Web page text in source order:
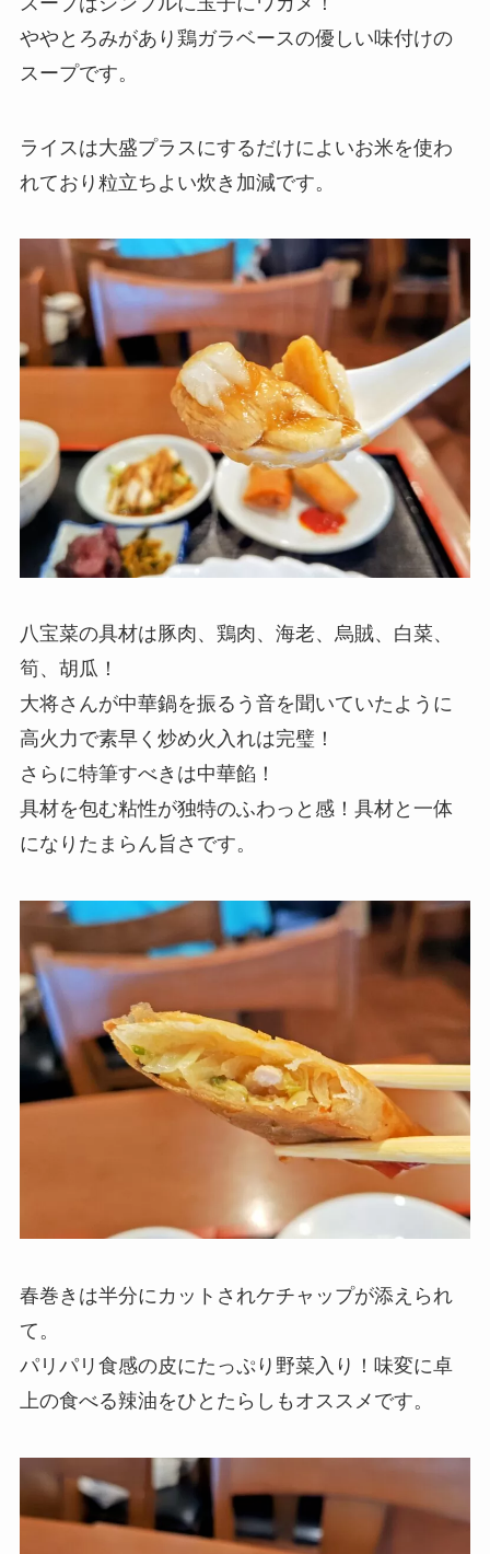
ややとろみがあり鶏ガラベースの優しい味付けの
スープです。
ライスは大盛プラスにするだけによいお米を使わ
れており粒立ちよい炊き加減です。
八宝菜の具材は豚肉、鶏肉、海老、烏賊、白菜、
筍、胡瓜！
大将さんが中華鍋を振るう音を聞いていたように
高火力で素早く炒め火入れは完璧！
さらに特筆すべきは中華餡！
具材を包む粘性が独特のふわっと感！具材と一体
になりたまらん旨さです。
春巻きは半分にカットされケチャップが添えられ
て。
パリパリ食感の皮にたっぷり野菜入り！味変に卓
上の食べる辣油をひとたらしもオススメです。